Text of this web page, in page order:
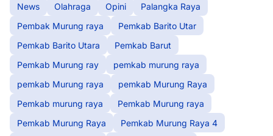
News
Olahraga Opini
Palangka Raya
Pembak Murung raya
Pemkab Barito Utar
Pemkab Barito Utara
Pemkab Barut
Pemkab Murung ray
pemkab murung raya
pemkab Murung raya
pemkab Murung Raya
Pemkab murung raya
Pemkab Murung raya
Pemkab Murung Raya
Pemkab Murung Raya 4